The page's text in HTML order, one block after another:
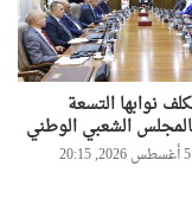
نوابها التسعة
الشعبي الوطني